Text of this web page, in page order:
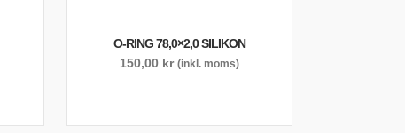
O-RING 78,0×2,0 SILIKON
150,00 kr (inkl. moms)